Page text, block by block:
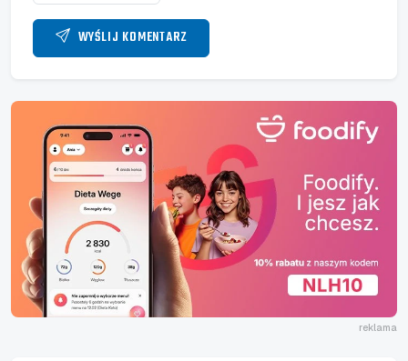
WYŚLIJ KOMENTARZ
reklama